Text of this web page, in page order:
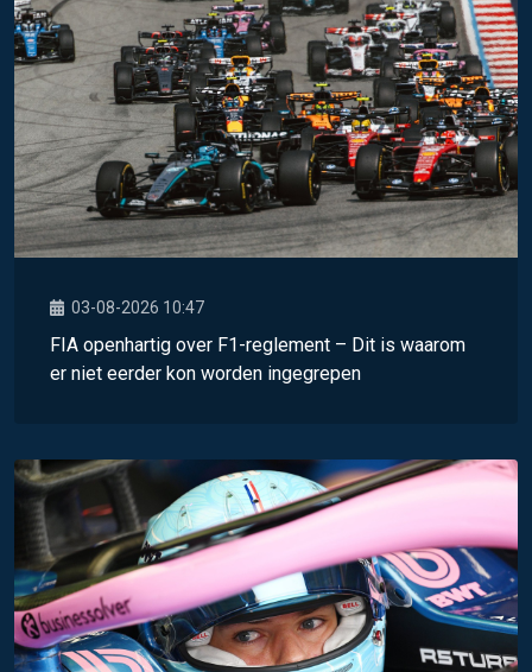
03-08-2026 10:47
FIA openhartig over F1-reglement – Dit is waarom
er niet eerder kon worden ingegrepen